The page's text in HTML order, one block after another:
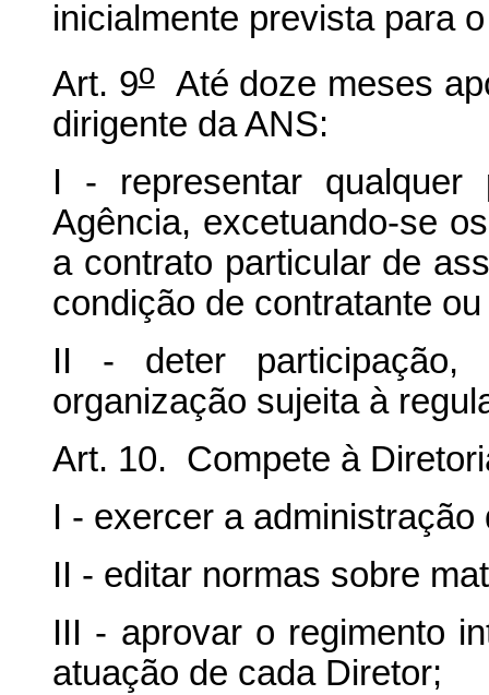
inicialmente prevista para
Art. 9oAté doze meses
dirigente da ANS:
I - representar qualquer
Agência, excetuando-se
a contrato particular de
condição de contratante
II - deter participação,
organização sujeita à
Art. 10. Compete à
I - exercer a administração
II - editar normas sobre
III - aprovar o regimento
atuação de cada Diretor;